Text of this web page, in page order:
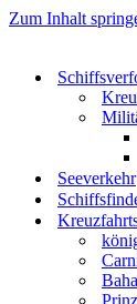
Zum Inhalt
Seeverkehr